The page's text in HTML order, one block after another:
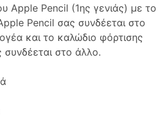
Apple Pencil (1ης γενιάς) με το
Pencil σας συνδέεται στο
και το καλώδιο φόρτισης
στο άλλο.